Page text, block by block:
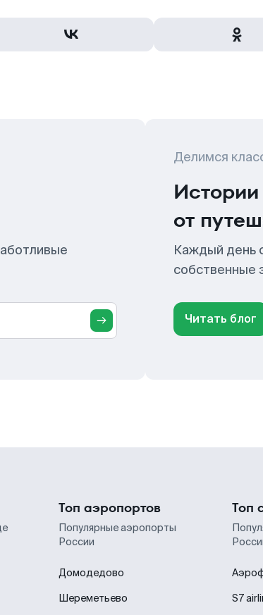
Делимся
Истории
от
Каждый день
собственные
Читать блог
Топ аэропортов
Популярные аэропорты
России
Домодедово
Шереметьево
Топ
S7